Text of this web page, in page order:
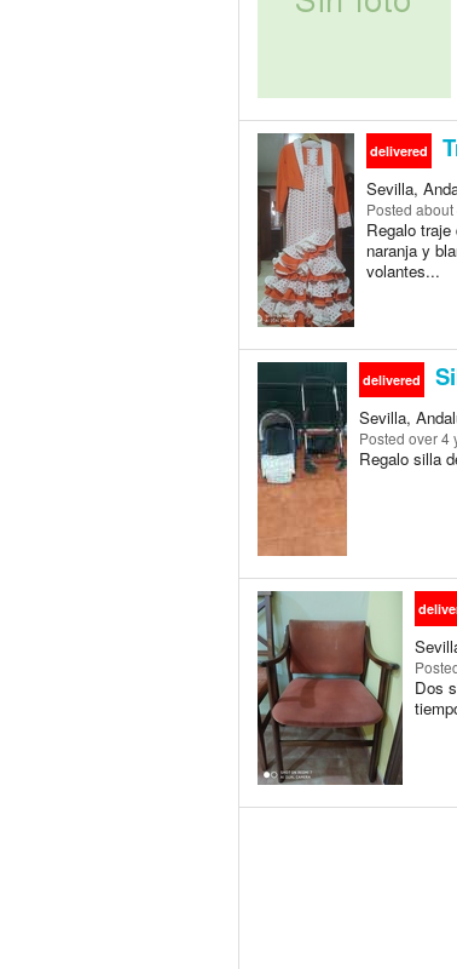
delivered
Sevilla,
Posted about
Regalo
naranja y
volantes...
delivered
Sevilla,
Posted over 4
Regalo silla
Dos